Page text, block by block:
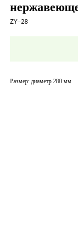
ZY–28
Размер: диаметр 280 мм